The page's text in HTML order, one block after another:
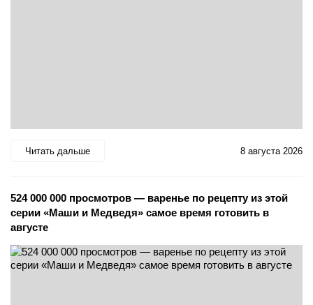
Читать дальше 8 августа 2026
524 000 000 просмотров — варенье по рецепту из этой
серии «Маши и Медведя» самое время готовить в
августе